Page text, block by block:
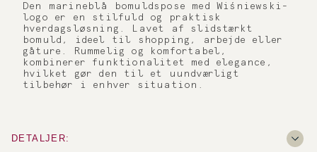
Den marineblå bomuldspose med Wiśniewski-
logo er en stilfuld og praktisk
hverdagsløsning. Lavet af slidstærkt
bomuld, ideel til shopping, arbejde eller
gåture. Rummelig og komfortabel,
kombinerer funktionalitet med elegance,
hvilket gør den til et uundværligt
tilbehør i enhver situation.
DETALJER: